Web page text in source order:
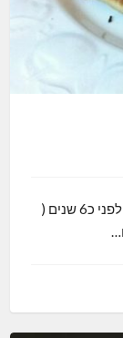
את החציל הזה טעמתי פעם ראשונה במסעדה לפני כ6 שנים (